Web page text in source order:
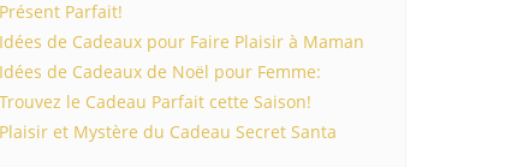
Présent Parfait!
Idées de Cadeaux pour Faire Plaisir à Maman
Idées de Cadeaux de Noël pour Femme:
Trouvez le Cadeau Parfait cette Saison!
Plaisir et Mystère du Cadeau Secret Santa